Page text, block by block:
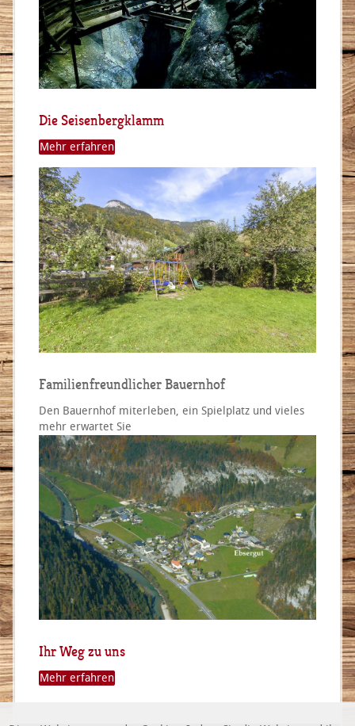
Die Seisenbergklamm
Mehr erfahren
Familienfreundlicher Bauernhof
Den Bauernhof miterleben, ein Spielplatz und vieles
mehr erwartet Sie
Ihr Weg zu uns
Mehr erfahren